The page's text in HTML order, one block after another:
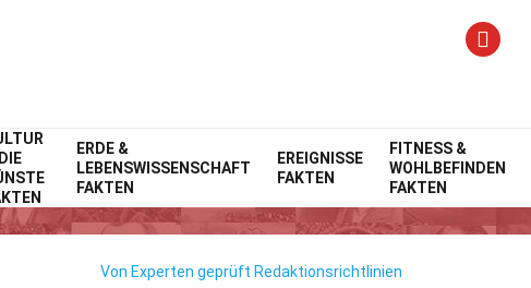
ERDE &
LEBENSWISSENSCHAFT
FAKTEN
EREIGNISSE
FAKTEN
FITNESS &
WOHLBEFINDEN
FAKTEN
Natur Fakten
Über Mantarochen
Von Experten geprüft Redaktionsrichtlinien